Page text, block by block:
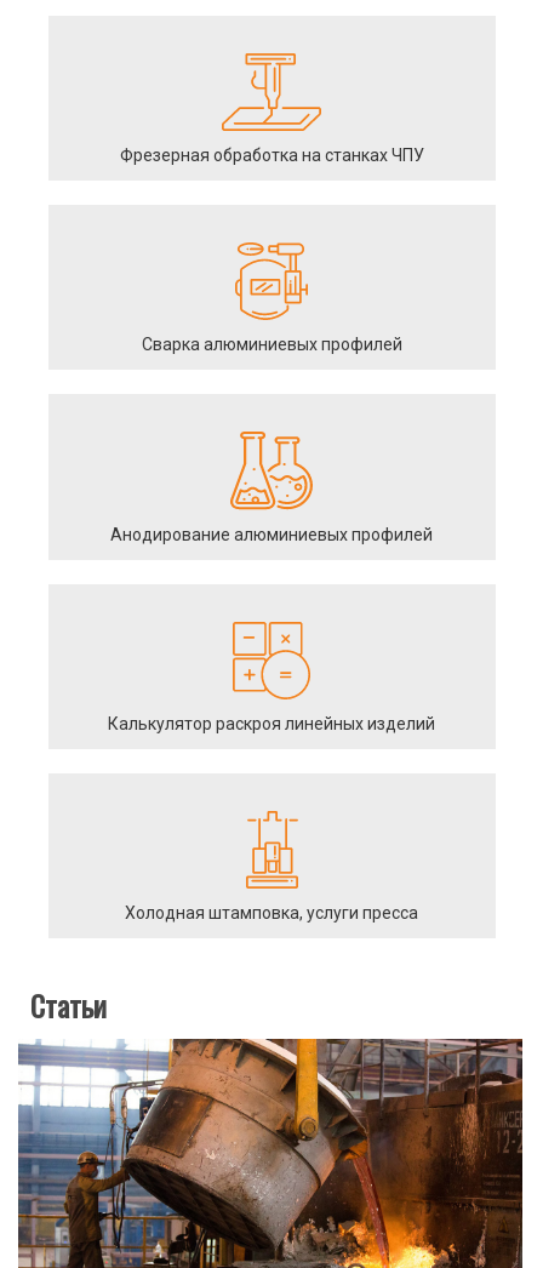
Фрезерная обработка на станках ЧПУ
Сварка алюминиевых профилей
Анодирование алюминиевых профилей
Калькулятор раскроя линейных изделий
Холодная штамповка, услуги пресса
Статьи